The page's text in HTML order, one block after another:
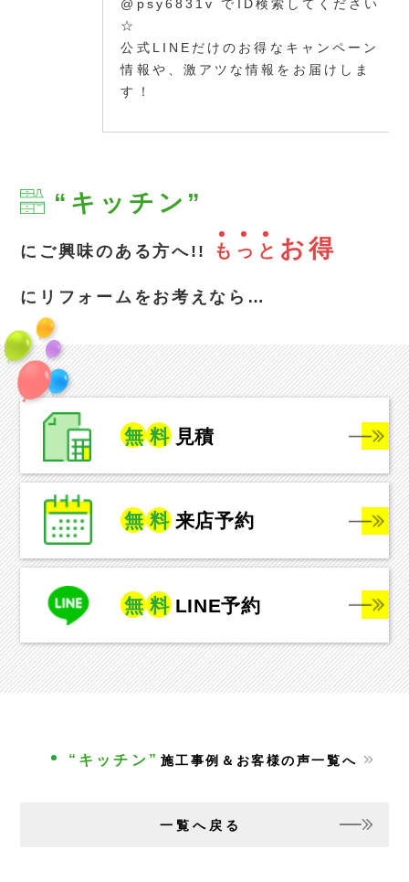
@psy6831v でID検索してください
☆
公式LINEだけのお得なキャンペーン
情報や、激アツな情報をお届けしま
す！
“キッチン”
にご興味のある方へ!! も っ と お得
にリフォームをお考えなら…
無 料 見積
無 料 来店予約
無 料 LINE予約
“キッチン” 施工事例＆お客様の声一覧へ
一覧へ戻る